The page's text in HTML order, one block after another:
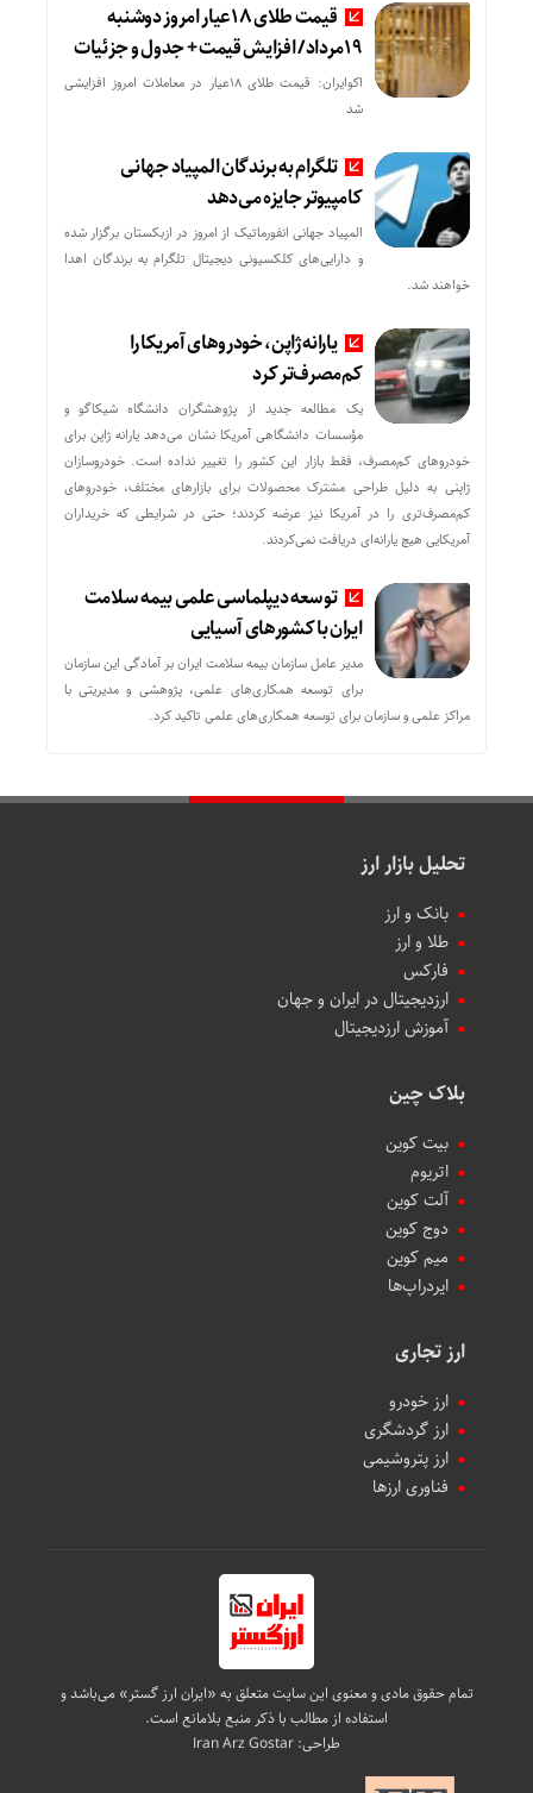
قیمت طلای 18عیار امروز دوشنبه
19مرداد/ افزایش قیمت + جدول و جزئیات
اکوایران: قیمت طلای 18عیار در معاملات امروز افزایشی
شد
تلگرام به برندگان المپیاد جهانی
کامپیوتر جایزه می‌دهد
المپیاد جهانی انفورماتیک از امروز در ازبکستان برگزار شده
و دارایی‌های کلکسیونی دیجیتال تلگرام به برندگان اهدا
خواهند شد.
یارانه ژاپن، خودروهای آمریکا را
کم‌مصرف‌تر کرد
یک مطالعه جدید از پژوهشگران دانشگاه شیکاگو و
مؤسسات دانشگاهی آمریکا نشان می‌دهد یارانه ژاپن برای
خودروهای کم‌مصرف، فقط بازار این کشور را تغییر نداده است. خودروسازان
ژاپنی به دلیل طراحی مشترک محصولات برای بازارهای مختلف، خودروهای
کم‌مصرف‌تری را در آمریکا نیز عرضه کردند؛ حتی در شرایطی که خریداران
آمریکایی هیچ یارانه‌ای دریافت نمی‌کردند.
توسعه دیپلماسی علمی بیمه سلامت
ایران با کشورهای آسیایی
مدیر عامل سازمان بیمه سلامت ایران بر آمادگی این سازمان
برای توسعه همکاری‌های علمی، پژوهشی و مدیریتی با
مراکز علمی و سازمان برای توسعه همکاری‌های علمی تاکید کرد.
تحلیل بازار ارز
بانک و ارز
طلا و ارز
فارکس
ارزدیجیتال در ایران و جهان
آموزش ارزدیجیتال
بلاک چین
بیت کوین
اتریوم
آلت کوین
دوج کوین
میم کوین‌
ایردراپ‌ها
ارز تجاری
ارز خودرو
ارز گردشگری
ارز پتروشیمی
فناوری ارزها
تمام حقوق مادی و معنوی این سایت متعلق به «ایران ارز گستر» می‌باشد و
استفاده از مطالب با ذکر منبع بلامانع است.
طراحی:Iran Arz Gostar